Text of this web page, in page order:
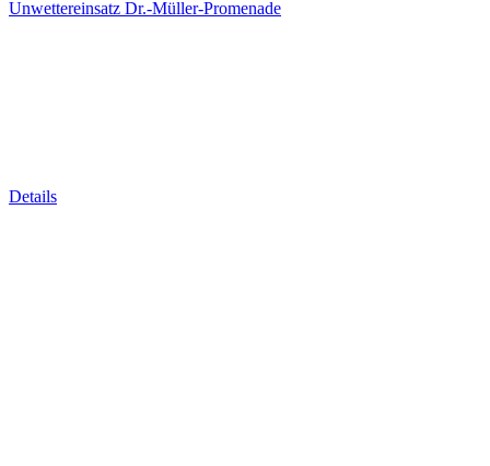
Unwettereinsatz Dr.-Müller-Promenade
Details